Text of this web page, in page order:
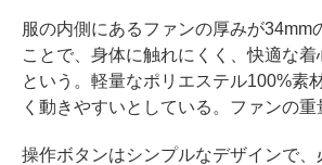
服の内側にあるファンの厚みが34mm
ことで、身体に触れにくく、快適な着
という。軽量なポリエステル100%素
く動きやすいとしている。ファンの重
操作ボタンはシンプルなデザインで、